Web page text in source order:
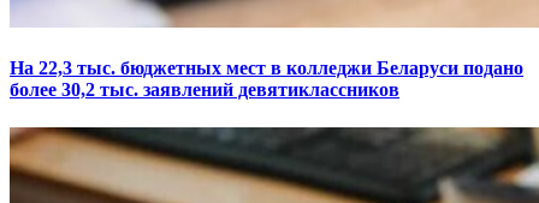
На 22,3 тыс. бюджетных мест в колледжи Беларуси подано
более 30,2 тыс. заявлений девятиклассников